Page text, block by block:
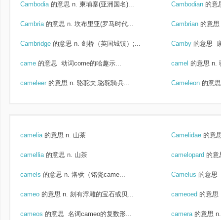
Cambodia 的意思 n. 柬埔寨(亚洲国名)... Cambodian 的意
Cambria 的意思 n. 坎布里亚(罗马时代... Cambrian 的意思
Cambridge 的意思 n. 剑桥（英国城镇）;... Camby 的意思
came 的意思 动词come的哈趣示... camel 的意思 n.
cameleer 的意思 n. 骆驼夫;骆驼骑兵... Cameleon 的意思
camelia 的意思 n. 山茶 Camelidae 的意
camellia 的意思 n. 山茶 camelopard 的意
camels 的意思 n. 洛驮（铭瓷came... Camelus 的意思
cameo 的意思 n. 刻有浮雕的宝石或贝... cameoed 的意思
cameos 的意思 名词cameo的复数形... camera 的意思